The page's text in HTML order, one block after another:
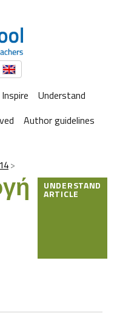
Inspire
Understand
Author guidelines
UNDERSTAND
ARTICLE